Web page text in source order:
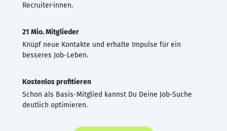
Recruiter·innen.
21 Mio. Mitglieder
Knüpf neue Kontakte und erhalte Impulse für ein
besseres Job-Leben.
Kostenlos profitieren
Schon als Basis-Mitglied kannst Du Deine Job-Suche
deutlich optimieren.